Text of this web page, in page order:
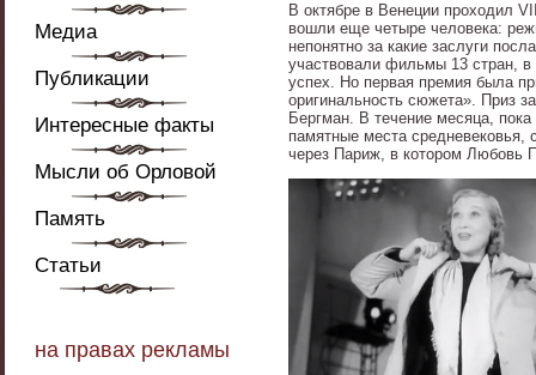
Медиа
Публикации
Интересные факты
Мысли об Орловой
Память
Статьи
на правах рекламы
В октябре в Венеции проходил
вошли еще четыре человека:
непонятно за какие заслуги
участвовали фильмы 13 стран, в
успех. Но первая премия была
оригинальность сюжета». Приз
Бергман. В течение месяца,
памятные места
через Париж, в котором Любовь